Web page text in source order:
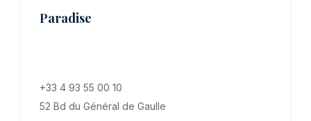
Paradise
+33 4 93 55 00 10
52 Bd du Général de Gaulle